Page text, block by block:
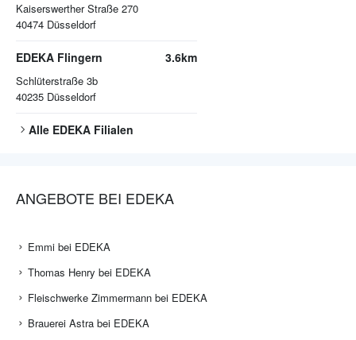
Kaiserswerther Straße 270
40474 Düsseldorf
EDEKA Flingern
Schlüterstraße 3b
40235 Düsseldorf
3.6km
Alle EDEKA Filialen
ANGEBOTE BEI EDEKA
Emmi bei EDEKA
Thomas Henry bei EDEKA
Fleischwerke Zimmermann bei EDEKA
Brauerei Astra bei EDEKA